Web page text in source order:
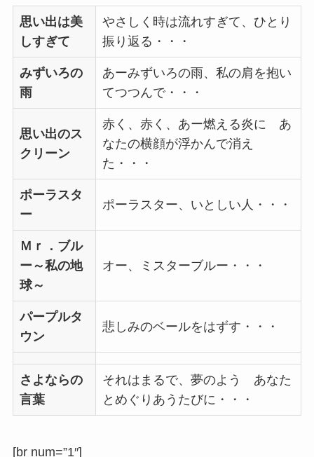
思い出は美
しすぎて
やさしく時は流れすぎて、ひとり
振り返る・・・
みずいろの
雨
あーみずいろの雨、私の肩を抱い
てつつんで・・・
思い出のス
クリーン
赤く、赤く、あー燃える炎に あ
なたの横顔が浮かんで消え
た・・・
ポーラスタ
ー
ポーラスター、いとしい人・・・
Ｍｒ．ブル
ー～私の地
球～
オー、ミスターブルー・・・
パープルタ
ウン
悲しみのベールをはずす・・・
さよならの
言葉
それはまるで、夢のよう あなた
とめぐりあうたびに・・・
[br num=”1″]